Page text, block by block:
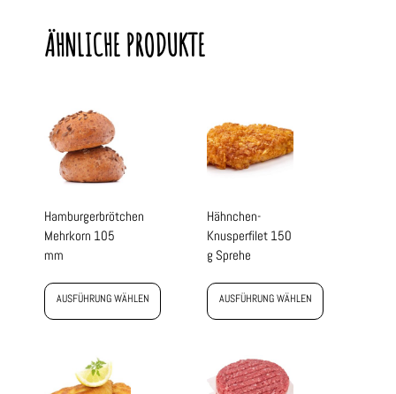
ÄHNLICHE PRODUKTE
Hamburgerbrötchen
Mehrkorn 105
mm
AUSFÜHRUNG WÄHLEN
Hähnchen-
Knusperfilet 150
g Sprehe
AUSFÜHRUNG WÄHLEN